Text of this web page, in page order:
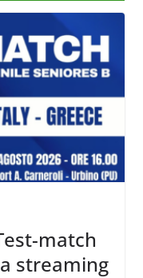
match
streaming